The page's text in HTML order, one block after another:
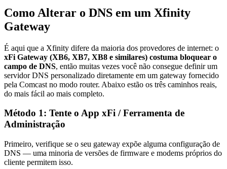
Como Alterar o DNS em um Xfinity
Gateway
É aqui que a Xfinity difere da maioria dos provedores de internet: o
xFi Gateway (XB6, XB7, XB8 e similares) costuma bloquear o
campo de DNS, então muitas vezes você não consegue definir um
servidor DNS personalizado diretamente em um gateway fornecido
pela Comcast no modo router. Abaixo estão os três caminhos reais,
do mais fácil ao mais completo.
Método 1: Tente o App xFi / Ferramenta de
Administração
Primeiro, verifique se o seu gateway expõe alguma configuração de
DNS — uma minoria de versões de firmware e modems próprios do
cliente permitem isso.